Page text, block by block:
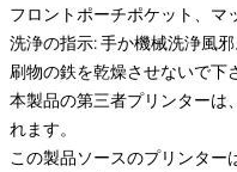
フロントポーチポケット、マ
洗浄の指示: 手か機械洗浄風
刷物の鉄を乾燥させないで下
本製品の第三者プリンターは
れます。
この製品ソースのプリンター